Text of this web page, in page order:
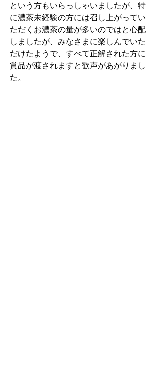
という方もいらっしゃいましたが、特
に濃茶未経験の方には召し上がってい
ただくお濃茶の量が多いのではと心配
しましたが、みなさまに楽しんでいた
だけたようで、すべて正解された方に
賞品が渡されますと歓声があがりまし
た。